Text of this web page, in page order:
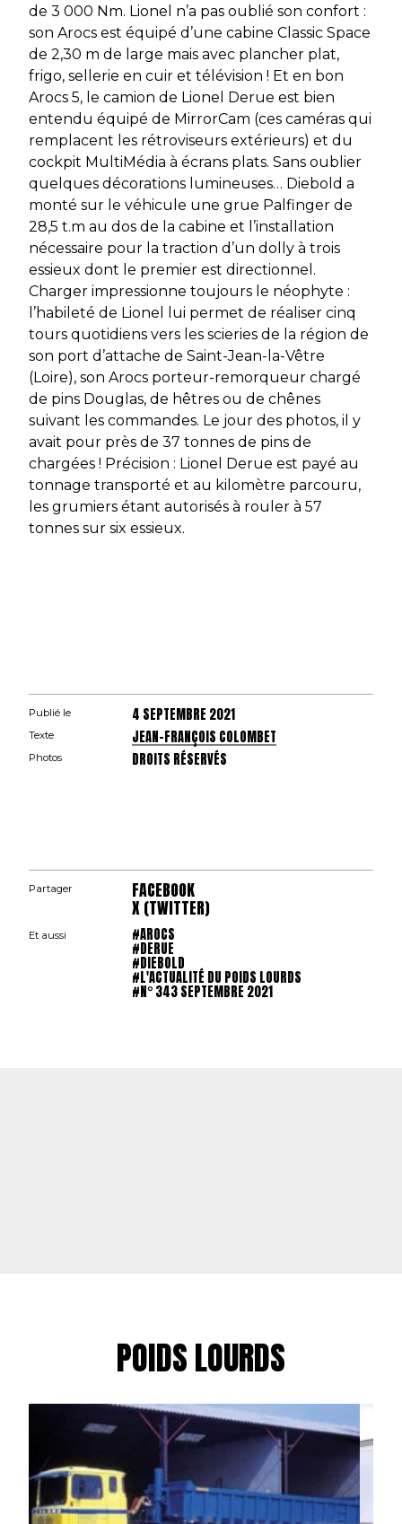
de 3 000 Nm. Lionel n’a pas oublié son confort :
son Arocs est équipé d’une cabine Classic Space
de 2,30 m de large mais avec plancher plat,
frigo, sellerie en cuir et télévision ! Et en bon
Arocs 5, le camion de Lionel Derue est bien
entendu équipé de MirrorCam (ces caméras qui
remplacent les rétroviseurs extérieurs) et du
cockpit MultiMédia à écrans plats. Sans oublier
quelques décorations lumineuses… Diebold a
monté sur le véhicule une grue Palfinger de
28,5 t.m au dos de la cabine et l’installation
nécessaire pour la traction d’un dolly à trois
essieux dont le premier est directionnel.
Charger impressionne toujours le néophyte :
l’habileté de Lionel lui permet de réaliser cinq
tours quotidiens vers les scieries de la région de
son port d’attache de Saint-Jean-la-Vêtre
(Loire), son Arocs porteur-remorqueur chargé
de pins Douglas, de hêtres ou de chênes
suivant les commandes. Le jour des photos, il y
avait pour près de 37 tonnes de pins de
chargées ! Précision : Lionel Derue est payé au
tonnage transporté et au kilomètre parcouru,
les grumiers étant autorisés à rouler à 57
tonnes sur six essieux.
Publié le 4 SEPTEMBRE 2021
Texte JEAN-FRANÇOIS COLOMBET
Photos DROITS RÉSERVÉS
Partager FACEBOOK
X (TWITTER)
Et aussi #AROCS
#DERUE
#DIEBOLD
#L'ACTUALITÉ DU POIDS LOURDS
#N° 343 SEPTEMBRE 2021
POIDS LOURDS